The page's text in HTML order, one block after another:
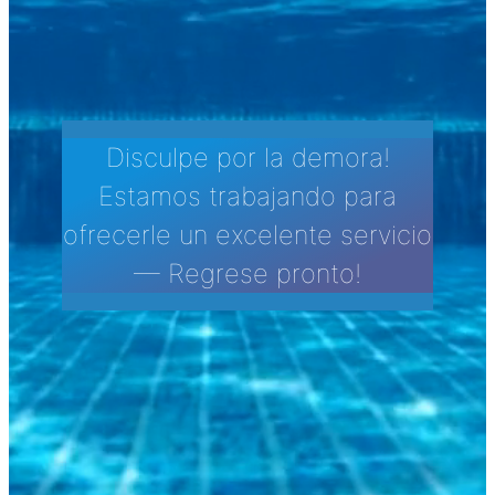
Disculpe por la demora!
Estamos trabajando para
ofrecerle un excelente servicio
— Regrese pronto!